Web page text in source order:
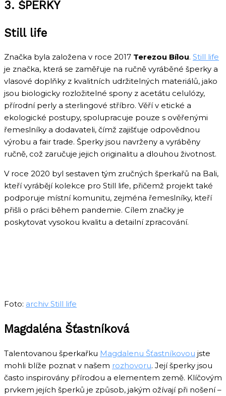
3. ŠPERKY
Still life
Značka byla založena v roce 2017 Terezou Bílou. Still life
je značka, která se zaměřuje na ručně vyráběné šperky a
vlasové doplňky z kvalitních udržitelných materiálů, jako
jsou biologicky rozložitelné spony z acetátu celulózy,
přírodní perly a sterlingové stříbro. Věří v etické a
ekologické postupy, spolupracuje pouze s ověřenými
řemeslníky a dodavateli, čímž zajišťuje odpovědnou
výrobu a fair trade. Šperky jsou navrženy a vyráběny
ručně, což zaručuje jejich originalitu a dlouhou životnost.
V roce 2020 byl sestaven tým zručných šperkařů na Bali,
kteří vyrábějí kolekce pro Still life, přičemž projekt také
podporuje místní komunitu, zejména řemeslníky, kteří
přišli o práci během pandemie. Cílem značky je
poskytovat vysokou kvalitu a detailní zpracování.
Foto: archiv Still life
Magdaléna Šťastníková
Talentovanou šperkařku Magdalenu Šťastníkovou jste
mohli blíže poznat v našem rozhovoru. Její šperky jsou
často inspirovány přírodou a elementem země. Klíčovým
prvkem jejích šperků je způsob, jakým ožívají při nošení –